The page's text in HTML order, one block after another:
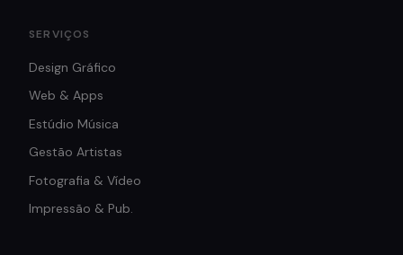
SERVIÇOS
Design Gráfico
Web & Apps
Estúdio Música
Gestão Artistas
Fotografia & Vídeo
Impressão & Pub.